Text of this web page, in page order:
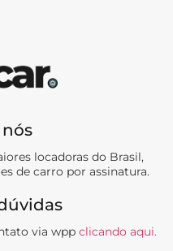
locadoras do Brasil,
de carro por assinatura.
via wpp clicando aqui.